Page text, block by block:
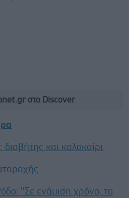
στο Discover
και καλοκαίρι
''Σε ενάμιση χρόνο, το